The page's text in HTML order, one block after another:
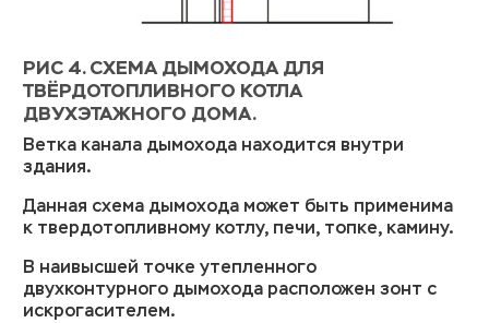
РИС 4. СХЕМА ДЫМОХОДА ДЛЯ
ТВЁРДОТОПЛИВНОГО КОТЛА
ДВУХЭТАЖНОГО ДОМА.
Ветка канала дымохода находится внутри
здания.
Данная схема дымохода может быть применима
к твердотопливному котлу, печи, топке, камину.
В наивысшей точке утепленного
двухконтурного дымохода расположен зонт с
искрогасителем.